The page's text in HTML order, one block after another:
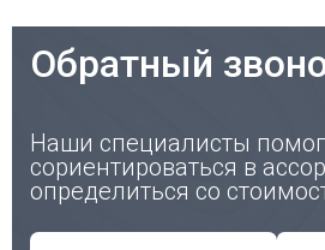
Обратный
Наши специалисты
сориентироваться в
определиться со